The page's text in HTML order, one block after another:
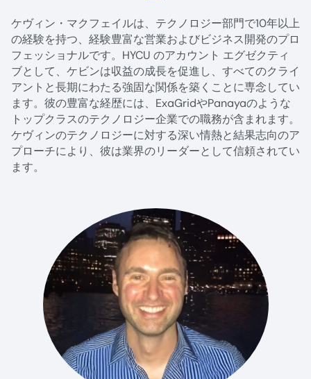
ケヴィン・マクフェイルは、テクノロジー部門で10年以上
の経験を持つ、経験豊富な営業およびビジネス開発のプロ
フェッショナルです。HYCU のアカウント エグゼクティ
ブとして、ケビンは収益の成長を促進し、すべてのクライ
アントと長期にわたる強固な関係を築くことに専念してい
ます。彼の豊富な経歴には、ExaGridやPanayaのような
トップクラスのテクノロジー企業での職務が含まれます。
ケヴィンのテクノロジーに対する深い情熱と結果志向のア
プローチにより、彼は業界のリーダーとして信頼されてい
ます。